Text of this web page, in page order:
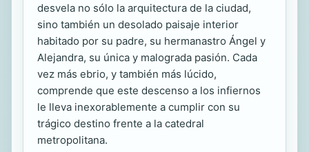
desvela no sólo la arquitectura de la ciudad,
sino también un desolado paisaje interior
habitado por su padre, su hermanastro Ángel y
Alejandra, su única y malograda pasión. Cada
vez más ebrio, y también más lúcido,
comprende que este descenso a los infiernos
le lleva inexorablemente a cumplir con su
trágico destino frente a la catedral
metropolitana.